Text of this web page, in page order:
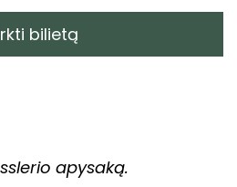
bilietą
apysaką.